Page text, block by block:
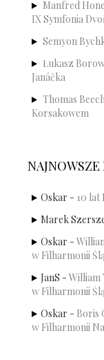
Manfred
IX Symfonia
Semyon
Łukasz
Janáčka
Thomas
Korsakowem
Oskar - 10 lat
Marek
Oskar -
w Filharmonii
JanS - William
w Filharmonii
Oskar - Boris
w Filharmonii